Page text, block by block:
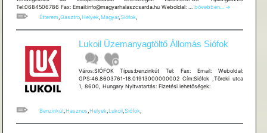
Tel:0684506786 Fax: Email:info@magyarhalaszcsarda.hu Weboldal: … Magyar
bővebben...
→
Étterem Gasztro, Helyek, Magyar,Siófok,
Lukoil Üzemanyagtöltő Állomás Siófok
Város:SIÓFOK Típus:benzinkút Tel: Fax: Email: Weboldal:
GPS:46.8603761-18.01913000000002 Cím:Siófok ,Töreki utca
1, 8600, Hungary Nyitvatartás: Fizetési lehetõségek:
Benzinkút,Hasznos,Helyek,Lukoil,Siófok,